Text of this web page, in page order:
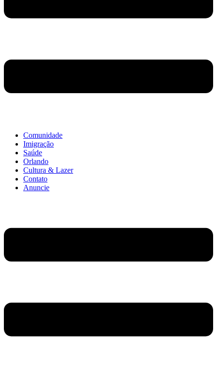
Comunidade
Imigração
Saúde
Orlando
Cultura & Lazer
Contato
Anuncie